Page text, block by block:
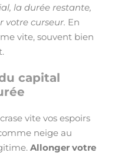
la durée restante,
votre curseur. En
vite, souvent bien
capital
vite vos espoirs
neige au
Allonger votre